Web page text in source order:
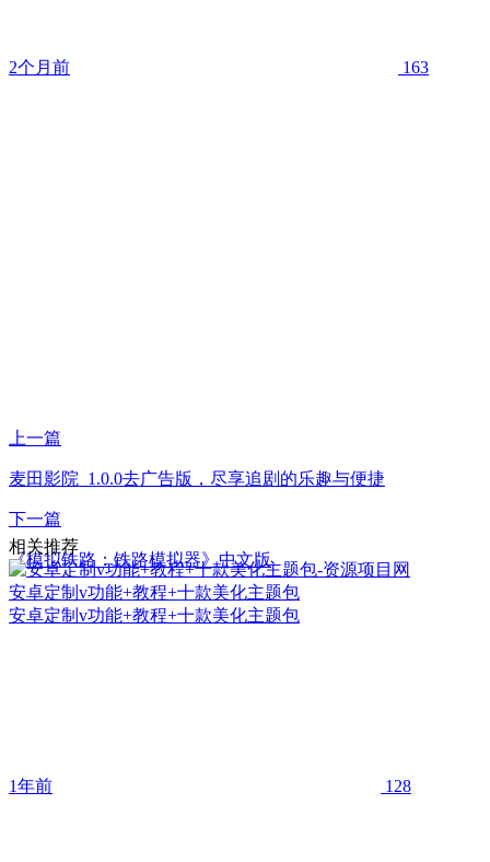
2个月前 163
上一篇
麦田影院_1.0.0去广告版，尽享追剧的乐趣与便捷
下一篇
《模拟铁路：铁路模拟器》中文版
相关推荐
安卓定制v功能+教程+十款美化主题包
安卓定制v功能+教程+十款美化主题包
1年前 128